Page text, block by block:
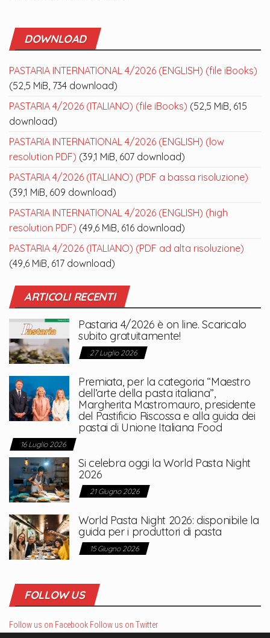
DOWNLOAD
PASTARIA INTERNATIONAL 4/2026 (ENGLISH) (file iBooks)
(52,5 MiB, 734 download)
PASTARIA 4/2026 (ITALIANO) (file iBooks) (52,5 MiB, 615
download)
PASTARIA INTERNATIONAL 4/2026 (ENGLISH) (low
resolution PDF) (39,1 MiB, 607 download)
PASTARIA 4/2026 (ITALIANO) (PDF a bassa risoluzione)
(39,1 MiB, 609 download)
PASTARIA INTERNATIONAL 4/2026 (ENGLISH) (high
resolution PDF) (49,6 MiB, 616 download)
PASTARIA 4/2026 (ITALIANO) (PDF ad alta risoluzione)
(49,6 MiB, 617 download)
ARTICOLI RECENTI
Pastaria 4/2026 è on line. Scaricalo
subito gratuitamente!
27 Luglio 2026
Premiata, per la categoria “Maestro
dell’arte della pasta italiana”,
Margherita Mastromauro, presidente
del Pastificio Riscossa e alla guida dei
pastai di Unione Italiana Food
16 Luglio 2026
Si celebra oggi la World Pasta Night
2026
21 Giugno 2026
World Pasta Night 2026: disponibile la
guida per i produttori di pasta
15 Giugno 2026
FOLLOW US
Follow us on Facebook Follow us on Twitter